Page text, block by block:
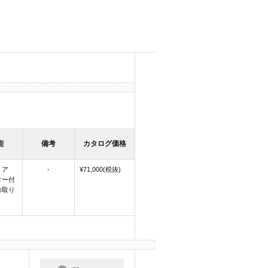
備考 カタログ価格
ア
ー付
り
- ¥71,000(税抜)